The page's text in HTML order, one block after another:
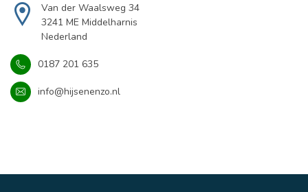
0187 201 635
info@hijsenenzo.nl
Van der Waalsweg 34
3241 ME Middelharnis
Nederland